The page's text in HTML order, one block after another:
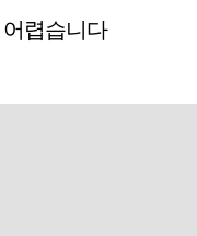
렵습니다